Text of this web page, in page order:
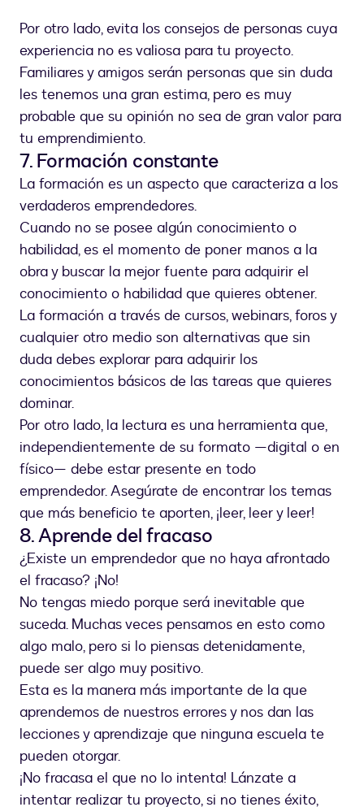
Por otro lado, evita los consejos de personas cuya
experiencia no es valiosa para tu proyecto.
Familiares y amigos serán personas que sin duda
les tenemos una gran estima, pero es muy
probable que su opinión no sea de gran valor para
tu emprendimiento.
7. Formación constante
La formación es un aspecto que caracteriza a los
verdaderos emprendedores.
Cuando no se posee algún conocimiento o
habilidad, es el momento de poner manos a la
obra y buscar la mejor fuente para adquirir el
conocimiento o habilidad que quieres obtener.
La formación a través de cursos, webinars, foros y
cualquier otro medio son alternativas que sin
duda debes explorar para adquirir los
conocimientos básicos de las tareas que quieres
dominar.
Por otro lado, la lectura es una herramienta que,
independientemente de su formato —digital o en
físico— debe estar presente en todo
emprendedor. Asegúrate de encontrar los temas
que más beneficio te aporten, ¡leer, leer y leer!
8. Aprende del fracaso
¿Existe un emprendedor que no haya afrontado
el fracaso? ¡No!
No tengas miedo porque será inevitable que
suceda. Muchas veces pensamos en esto como
algo malo, pero si lo piensas detenidamente,
puede ser algo muy positivo.
Esta es la manera más importante de la que
aprendemos de nuestros errores y nos dan las
lecciones y aprendizaje que ninguna escuela te
pueden otorgar.
¡No fracasa el que no lo intenta! Lánzate a
intentar realizar tu proyecto, si no tienes éxito,